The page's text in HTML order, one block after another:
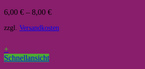
6,00 € – 8,00 €
zzgl. Versandkosten
+
Schnellansicht